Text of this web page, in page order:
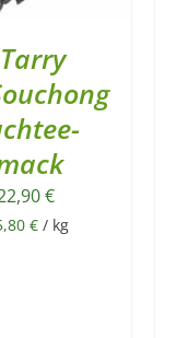
€
€/ kg